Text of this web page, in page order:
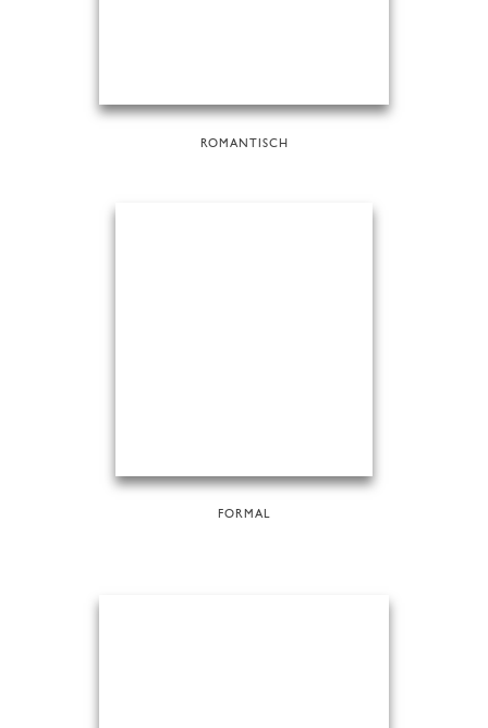
ROMANTISCH
FORMAL